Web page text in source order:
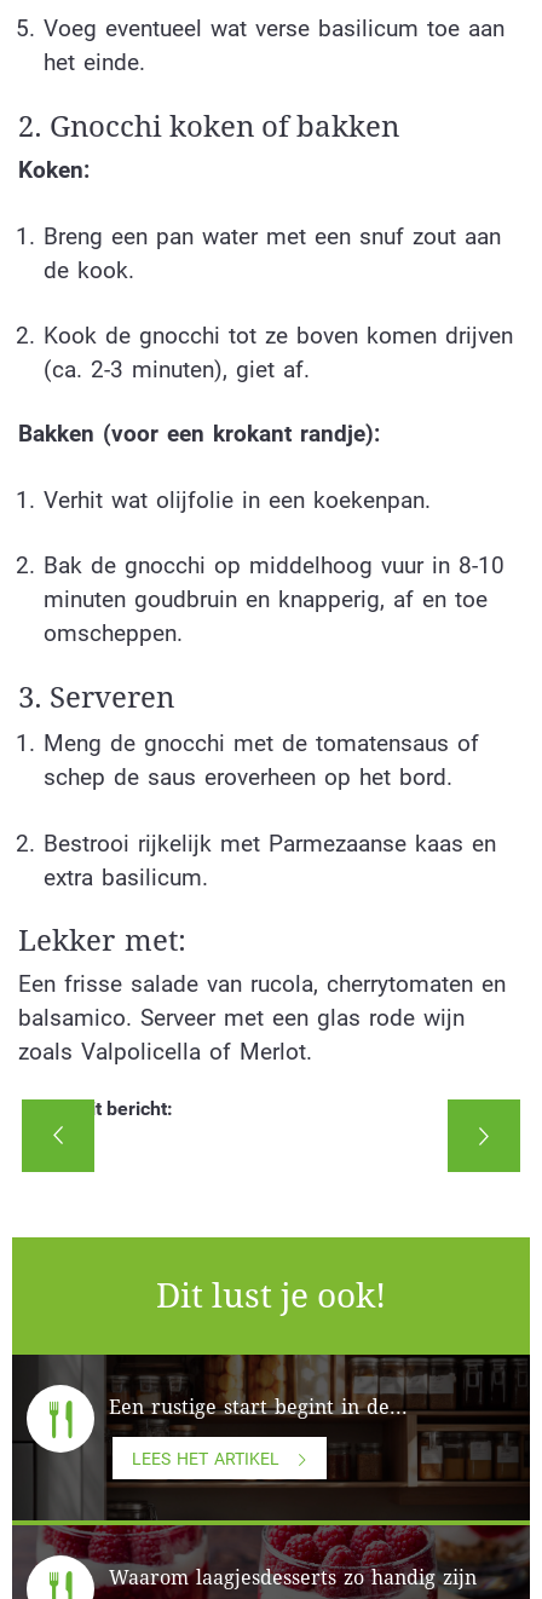
Voeg eventueel wat verse basilicum toe aan
het einde.
2. Gnocchi koken of bakken
Koken:
Breng een pan water met een snuf zout aan
de kook.
Kook de gnocchi tot ze boven komen drijven
(ca. 2-3 minuten), giet af.
Bakken (voor een krokant randje):
Verhit wat olijfolie in een koekenpan.
Bak de gnocchi op middelhoog vuur in 8-10
minuten goudbruin en knapperig, af en toe
omscheppen.
3. Serveren
Meng de gnocchi met de tomatensaus of
schep de saus eroverheen op het bord.
Bestrooi rijkelijk met Parmezaanse kaas en
extra basilicum.
Lekker met:
Een frisse salade van rucola, cherrytomaten en
balsamico. Serveer met een glas rode wijn
zoals Valpolicella of Merlot.
Deel dit bericht:
Dit lust je ook!
Een rustige start begint in de...
LEES HET ARTIKEL
Waarom laagjesdesserts zo handig zijn